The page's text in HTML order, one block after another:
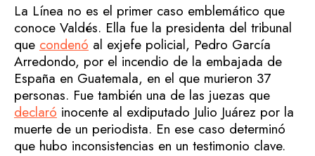
La Línea no es el primer caso emblemático que
conoce Valdés. Ella fue la presidenta del tribunal
que condenó al exjefe policial, Pedro García
Arredondo, por el incendio de la embajada de
España en Guatemala, en el que murieron 37
personas. Fue también una de las juezas que
declaró inocente al exdiputado Julio Juárez por la
muerte de un periodista. En ese caso determinó
que hubo inconsistencias en un testimonio clave.